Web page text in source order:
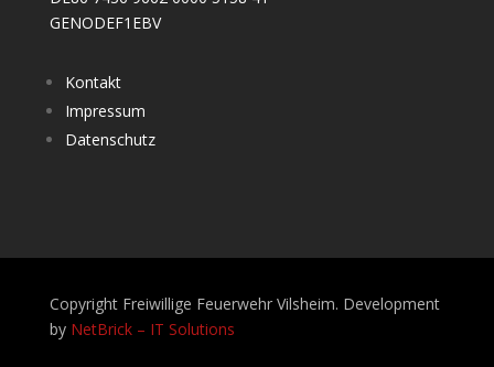
GENODEF1EBV
Kontakt
Impressum
Datenschutz
Copyright Freiwillige Feuerwehr Vilsheim. Development
by NetBrick – IT Solutions